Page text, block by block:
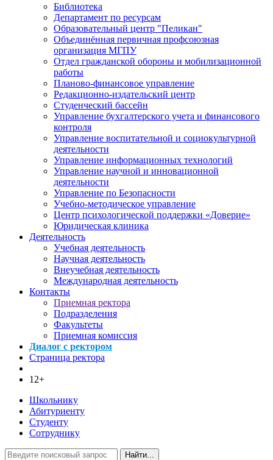
Библиотека
Департамент по ресурсам
Образовательный центр "Пеликан"
Объединённая первичная профсоюзная
организация МГПУ
Отдел гражданской обороны и мобилизационной
работы
Планово-финансовое управление
Редакционно-издательский центр
Студенческий бассейн
Управление бухгалтерского учета и финансового
контроля
Управление воспитательной и социокультурной
деятельности
Управление информационных технологий
Управление научной и инновационной
деятельности
Управление по Безопасности
Учебно-методическое управление
Центр психологической поддержки «Доверие»
Юридическая клиника
Деятельность
Учебная деятельность
Научная деятельность
Внеучебная деятельность
Международная деятельность
Контакты
Приемная ректора
Подразделения
Факультеты
Приемная комиссия
Диалог с ректором
Страница ректора
12+
Школьнику
Абитуриенту
Студенту
Сотруднику
Найти...